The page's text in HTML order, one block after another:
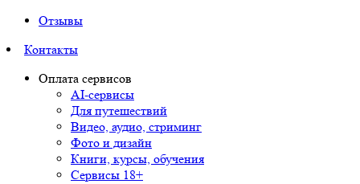
Отзывы
Контакты
Оплата сервисов
AI-сервисы
Для путешествий
Видео, аудио, стриминг
Фото и дизайн
Книги, курсы, обучения
Сервисы 18+